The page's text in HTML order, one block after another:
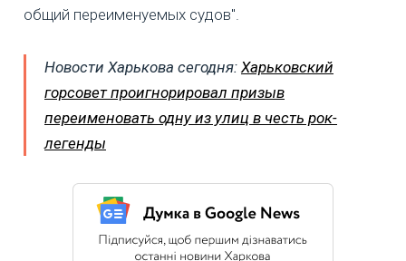
общий переименуемых судов".
Новости Харькова сегодня: Харьковский
горсовет проигнорировал призыв
переименовать одну из улиц в честь рок-
легенды